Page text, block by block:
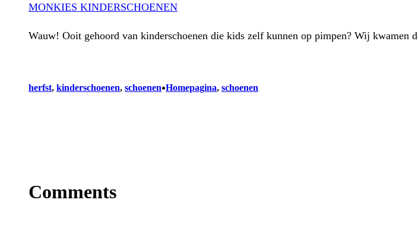
MONKIES KINDERSCHOENEN
Wauw! Ooit gehoord van kinderschoenen die kids zelf kunnen op pimpen? Wij kwamen
herfst, kinderschoenen, schoenen•Homepagina, schoenen
Comments